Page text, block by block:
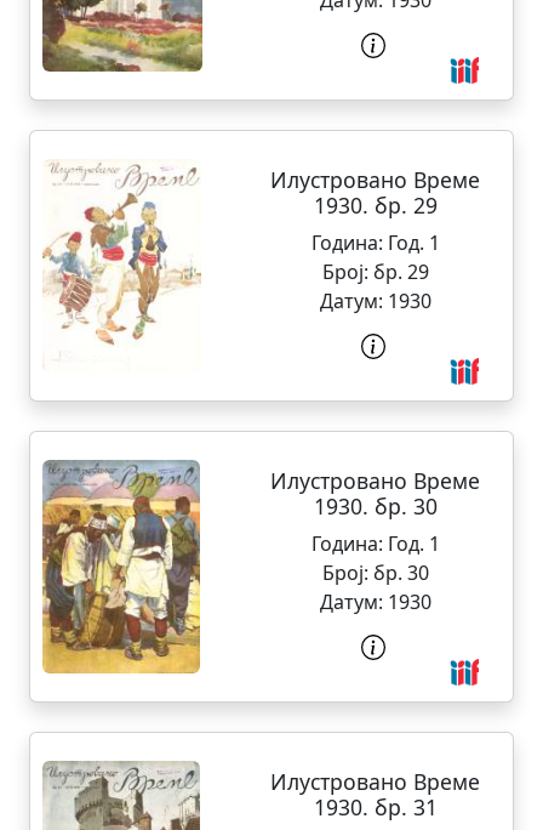
Илустровано Време
1930. бр. 29
Година: Год. 1
Број: бр. 29
Датум: 1930
Илустровано Време
1930. бр. 30
Година: Год. 1
Број: бр. 30
Датум: 1930
Илустровано Време
1930. бр. 31